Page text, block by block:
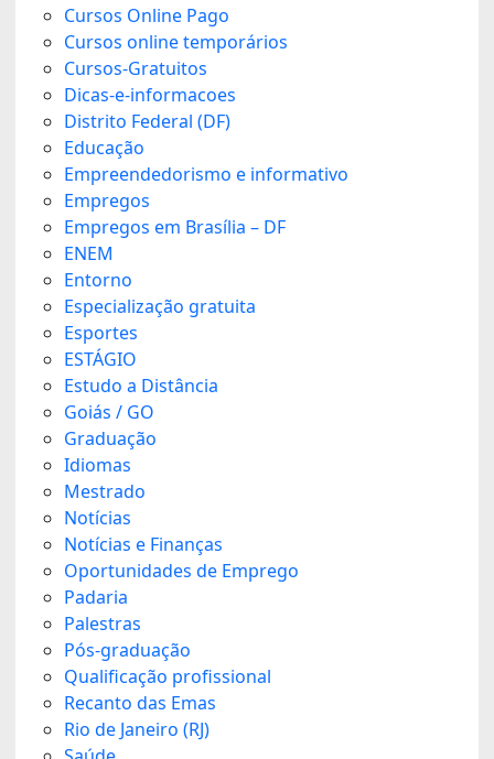
Cursos Online Pago
Cursos online temporários
Cursos-Gratuitos
Dicas-e-informacoes
Distrito Federal (DF)
Educação
Empreendedorismo e informativo
Empregos
Empregos em Brasília – DF
ENEM
Entorno
Especialização gratuita
Esportes
ESTÁGIO
Estudo a Distância
Goiás / GO
Graduação
Idiomas
Mestrado
Notícias
Notícias e Finanças
Oportunidades de Emprego
Padaria
Palestras
Pós-graduação
Qualificação profissional
Recanto das Emas
Rio de Janeiro (RJ)